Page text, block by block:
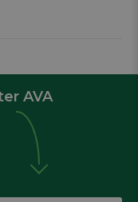
ze een 2de of 3de
AVA